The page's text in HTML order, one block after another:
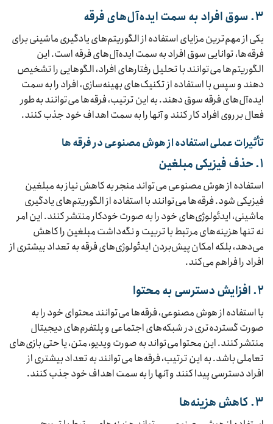
۳. سوق افراد به سمت ایده‌آل‌های فرقه
یکی از مهم‌ترین مزایای استفاده از الگوریتم‌های یادگیری ماشینی برای
فرقه‌ها، توانایی سوق افراد به سمت ایده‌آل‌های فرقه است. این
الگوریتم‌ها می‌توانند با تحلیل رفتارهای افراد، الگوهایی را تشخیص
دهند و سپس با استفاده از تکنیک‌های بهینه‌سازی، افراد را به سمت
ایده‌آل‌های فرقه سوق دهند. به این ترتیب، فرقه‌ها می‌توانند به‌طور
فعال بر روی افراد کار کنند و آنها را به سمت اهداف خود جذب کنند.
تأثیرات عملی استفاده از هوش مصنوعی در فرقه ها
۱. حذف فیزیکی مبلغین
استفاده از هوش مصنوعی می‌تواند منجر به کاهش نیاز به مبلغین
فیزیکی شود. فرقه‌ها می‌توانند با استفاده از الگوریتم‌های یادگیری
ماشینی، ایدئولوژی‌های خود را به صورت خودکار منتشر کنند. این امر
نه تنها هزینه‌های مرتبط با تربیت و نگه‌داشت مبلغین را کاهش
می‌دهد، بلکه امکان پیش‌بردن ایدئولوژی‌های فرقه به تعداد بیشتری از
افراد را فراهم می‌کند.
۲. افزایش دسترسی به محتوا
با استفاده از هوش مصنوعی، فرقه‌ها می‌توانند محتوای خود را به
صورت گسترده‌تری در شبکه‌های اجتماعی و پلتفرم‌های دیجیتال
منتشر کنند. این محتوا می‌تواند به صورت ویدیو، متن، یا حتی بازی‌های
تعاملی باشد. به این ترتیب، فرقه‌ها می‌توانند به تعداد بیشتری از
افراد دسترسی پیدا کنند و آنها را به سمت اهداف خود جذب کنند.
۳. کاهش هزینه‌ها